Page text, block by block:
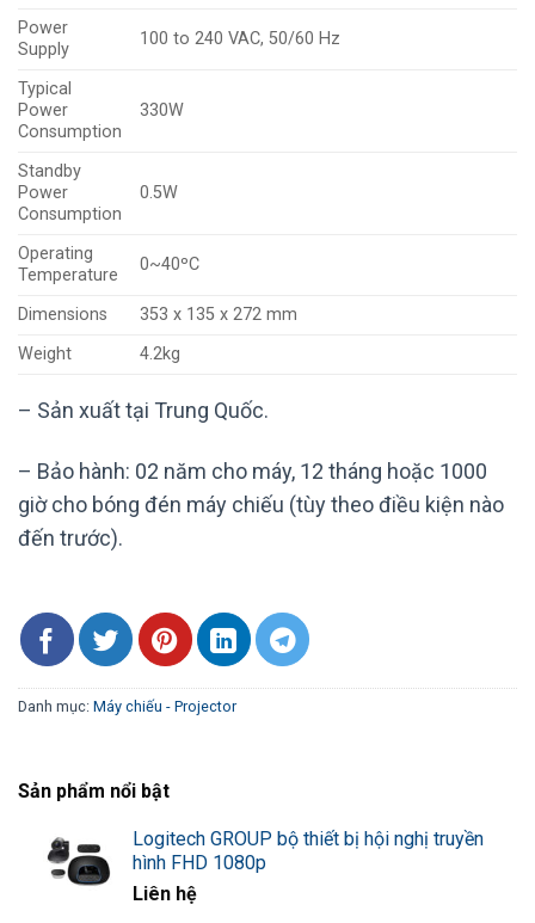
Power
Supply
100 to 240 VAC, 50/60 Hz
Typical
Power
Consumption
330W
Standby
Power
Consumption
0.5W
Operating
Temperature
0~40ºC
Dimensions
353 x 135 x 272 mm
Weight
4.2kg
– Sản xuất tại Trung Quốc.
– Bảo hành: 02 năm cho máy, 12 tháng hoặc 1000
giờ cho bóng đén máy chiếu (tùy theo điều kiện nào
đến trước).
Danh mục: Máy chiếu - Projector
Sản phẩm nổi bật
Logitech GROUP bộ thiết bị hội nghị truyền
hình FHD 1080p
Liên hệ